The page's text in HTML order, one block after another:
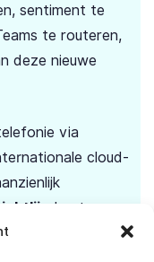
sentiment te
te routeren,
deze nieuwe
via
cloud-
bent u
de veiligheid van